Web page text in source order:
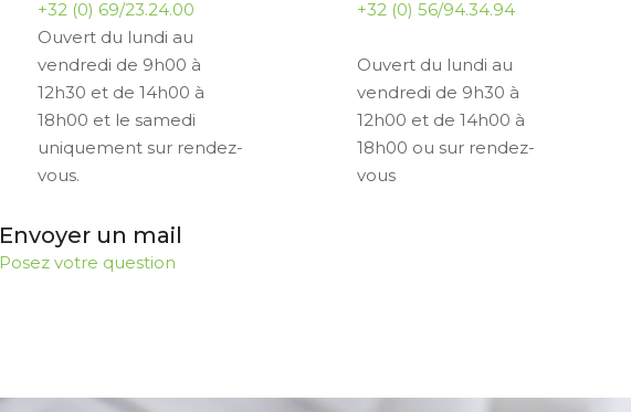
+32 (0) 69/23.24.00
Ouvert du lundi au
vendredi de 9h00 à
12h30 et de 14h00 à
18h00 et le samedi
uniquement sur rendez-
vous.
+32 (0) 56/94.34.94
Ouvert du lundi au
vendredi de 9h30 à
12h00 et de 14h00 à
18h00 ou sur rendez-
vous
Envoyer un mail
Posez votre question